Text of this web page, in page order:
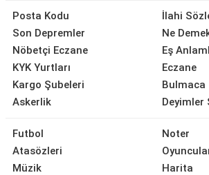
Posta Kodu
Son Depremler
Nöbetçi Eczane
KYK Yurtları
Kargo Şubeleri
Askerlik
İlahi
Ne
Eş
Eczane
Bulmaca
Deyimler
Futbol
Atasözleri
Müzik
Noter
Harita